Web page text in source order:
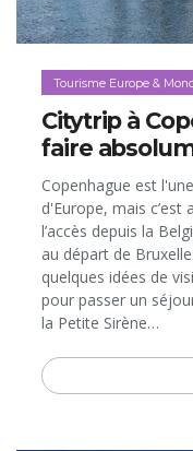
Tourisme Europe &
Citytrip à
faire
Copenhague est
d'Europe, mais c’est
l’accès depuis la
au départ de
quelques idées de
pour passer un
la Petite Sirène…